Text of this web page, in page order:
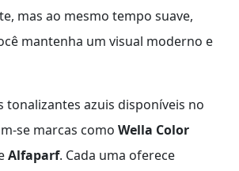
mas ao mesmo tempo suave,
mantenha um visual moderno e
tonalizantes azuis disponíveis no
se marcas como Wella Color
Alfaparf. Cada uma oferece